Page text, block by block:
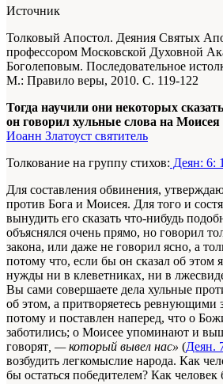
Источник
Толковый Апостол. Деяния Святых
профессором Московской Духовной
Боголеповым. Последовательное
М.: Правило веры, 2010. С. 119-122
Тогда научили они некоторых
он говорил хульные слова на Моисея
Иоанн Златоуст святитель
Толкование на группу стихов: Деян: 6:
Для составления обвинения,
против Бога и Моисея. Для того и
вынудить его сказать что-нибудь
объяснялся очень прямо, но говорил
закона, или даже не говорил ясно, а
потому что, если бы он сказал об этом
нужды ни в клеветниках, ни в
Вы сами совершаете дела хульные
об этом, а притворяетесь ревнующими
потому и поставлен наперед, что о
заботились; о Моисее упоминают и
говорят , — который вывел нас» (Деян.
возбудить легкомыслие народа. Как
бы остаться победителем? Как